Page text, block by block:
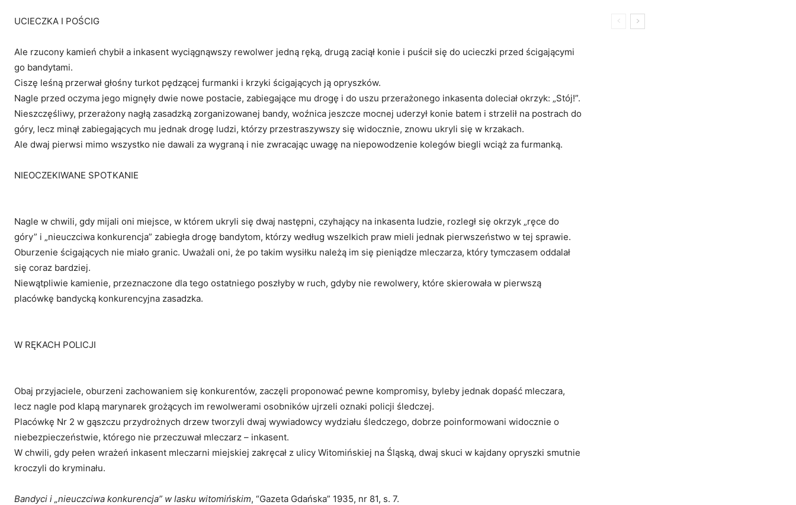
UCIECZKA I POŚCIG
Ale rzucony kamień chybił a inkasent wyciągnąwszy rewolwer jedną ręką, drugą zaciął konie i puścił się do ucieczki przed ścigającymi
go bandytami.
Ciszę leśną przerwał głośny turkot pędzącej furmanki i krzyki ścigających ją opryszków.
Nagle przed oczyma jego mignęły dwie nowe postacie, zabiegające mu drogę i do uszu przerażonego inkasenta doleciał okrzyk: „Stój!”.
Nieszczęśliwy, przerażony nagłą zasadzką zorganizowanej bandy, woźnica jeszcze mocnej uderzył konie batem i strzelił na postrach do
góry, lecz minął zabiegających mu jednak drogę ludzi, którzy przestraszywszy się widocznie, znowu ukryli się w krzakach.
Ale dwaj pierwsi mimo wszystko nie dawali za wygraną i nie zwracając uwagę na niepowodzenie kolegów biegli wciąż za furmanką.
NIEOCZEKIWANE SPOTKANIE
Nagle w chwili, gdy mijali oni miejsce, w którem ukryli się dwaj następni, czyhający na inkasenta ludzie, rozległ się okrzyk „ręce do
góry” i „nieuczciwa konkurencja” zabiegła drogę bandytom, którzy według wszelkich praw mieli jednak pierwszeństwo w tej sprawie.
Oburzenie ścigających nie miało granic. Uważali oni, że po takim wysiłku należą im się pieniądze mleczarza, który tymczasem oddalał
się coraz bardziej.
Niewątpliwie kamienie, przeznaczone dla tego ostatniego poszłyby w ruch, gdyby nie rewolwery, które skierowała w pierwszą
placówkę bandycką konkurencyjna zasadzka.
W RĘKACH POLICJI
Obaj przyjaciele, oburzeni zachowaniem się konkurentów, zaczęli proponować pewne kompromisy, byleby jednak dopaść mleczara,
lecz nagle pod klapą marynarek grożących im rewolwerami osobników ujrzeli oznaki policji śledczej.
Placówkę Nr 2 w gąszczu przydrożnych drzew tworzyli dwaj wywiadowcy wydziału śledczego, dobrze poinformowani widocznie o
niebezpieczeństwie, którego nie przeczuwał mleczarz – inkasent.
W chwili, gdy pełen wrażeń inkasent mleczarni miejskiej zakręcał z ulicy Witomińskiej na Śląską, dwaj skuci w kajdany opryszki smutnie
kroczyli do kryminału.
Bandyci i „nieuczciwa konkurencja” w lasku witomińskim, “Gazeta Gdańska” 1935, nr 81, s. 7.